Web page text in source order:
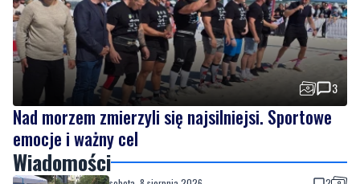
3
Nad morzem zmierzyli się najsilniejsi. Sportowe
emocje i ważny cel
Wiadomości
sobota, 8 sierpnia 2026 2
Strażacy pokazali swoje umiejętności.
Rodzinny festyn przyciągnął mieszkańców
oraz gości